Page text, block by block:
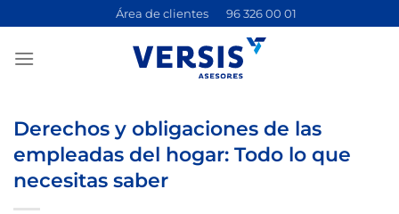
contenido
Área de clientes 96 326 00 01
Derechos y obligaciones de las
empleadas del hogar: Todo lo que
necesitas saber